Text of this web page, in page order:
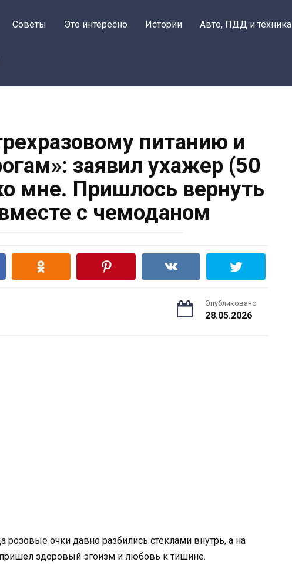
Советы Это интересно Истории Авто, ПДД и техника
питанию и
заявил ухажер (50
мне. Пришлось вернуть
с чемоданом
Опубликовано
28.05.2026
розовые очки давно разбились стеклами внутрь, а на
здоровый эгоизм и любовь к тишине.